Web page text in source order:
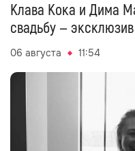
Клава Кока и Дима
свадьбу —
06 августа 11:54